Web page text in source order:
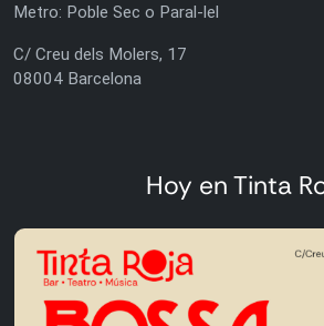
Metro: Poble Sec o Paral-lel
C/ Creu dels Molers, 17
08004 Barcelona
Hoy en Tinta